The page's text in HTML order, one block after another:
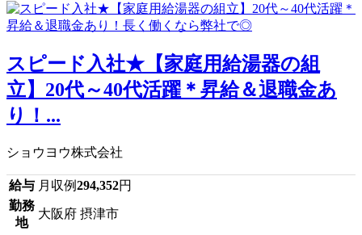
スピード入社★【家庭用給湯器の組
立】20代～40代活躍＊昇給＆退職金あ
り！...
ショウヨウ株式会社
給与 月収例294,352円
勤務
地
大阪府 摂津市